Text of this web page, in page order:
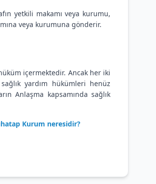
yetkili makamı veya kurumu,
veya kurumuna gönderir.
içermektedir. Ancak her iki
yardım hükümleri henüz
Anlaşma kapsamında sağlık
Kurum neresidir?